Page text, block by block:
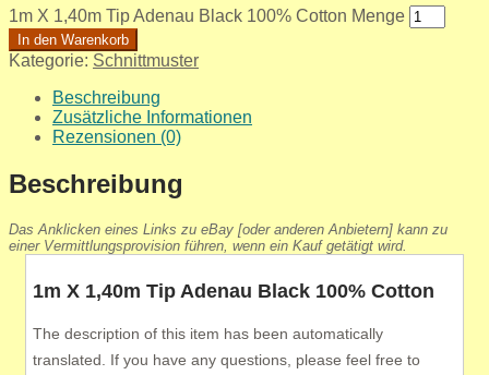
1m X 1,40m Tip Adenau Black 100% Cotton Menge
In den Warenkorb
Kategorie: Schnittmuster
Beschreibung
Zusätzliche Informationen
Rezensionen (0)
Beschreibung
Das Anklicken eines Links zu eBay [oder anderen Anbietern] kann zu
einer Vermittlungsprovision führen, wenn ein Kauf getätigt wird.
1m X 1,40m Tip Adenau Black 100% Cotton
The description of this item has been automatically
translated. If you have any questions, please feel free to